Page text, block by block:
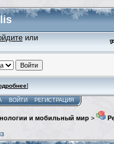
или
]
ВОЙТИ РЕГИСТРАЦИЯ
и мобильный мир >